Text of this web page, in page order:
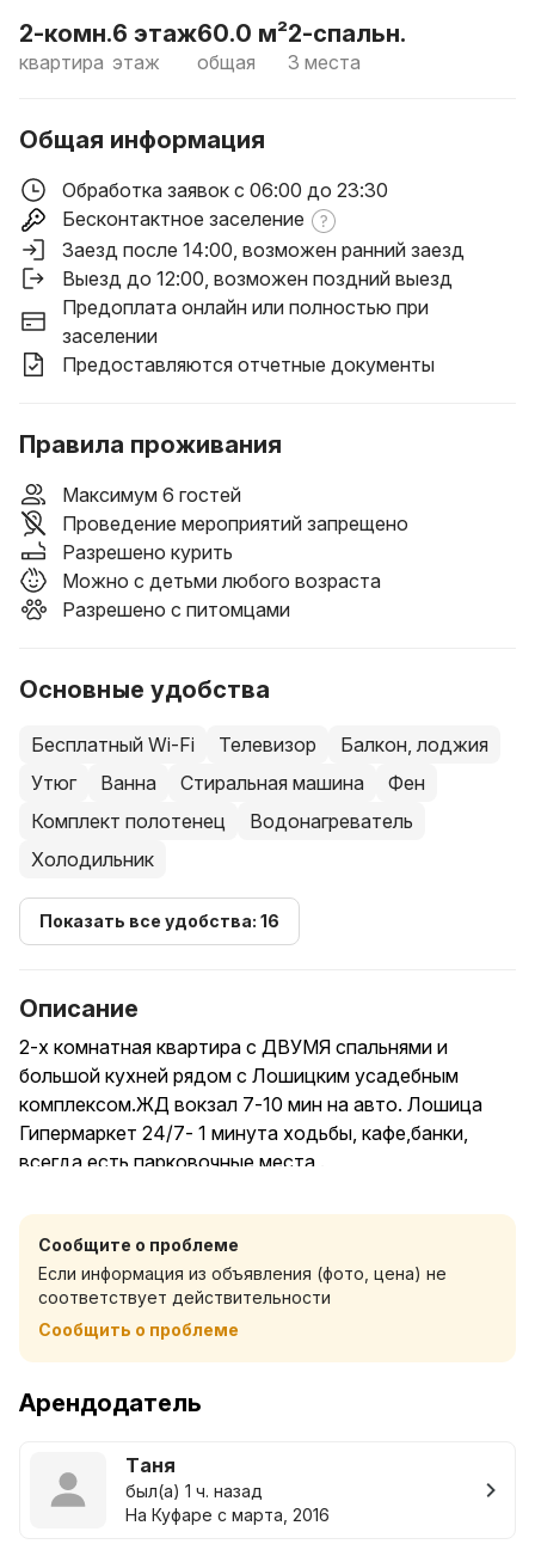
2-комн.
квартира
6 этаж
этаж
60.0 м²
общая
2-спальн.
3 места
Общая информация
Обработка заявок с 06:00 до 23:30
Бесконтактное заселение
Заезд после 14:00 , возможен ранний заезд
Выезд до 12:00 , возможен поздний выезд
Предоплата онлайн или полностью при
заселении
Предоставляются отчетные документы
Правила проживания
Максимум 6 гостей
Проведение мероприятий запрещено
Разрешено курить
Можно с детьми любого возраста
Разрешено с питомцами
Основные удобства
Бесплатный Wi-Fi Телевизор
Балкон, лоджия
Утюг
Ванна Стиральная машина
Фен
Комплект полотенец
Водонагреватель
Холодильник
Показать все удобства: 16
Описание
2-х комнатная квартира с ДВУМЯ спальнями и
большой кухней рядом с Лошицким усадебным
комплексом.ЖД вокзал 7-10 мин на авто. Лошица
Гипермаркет 24/7- 1 минута ходьбы, кафе,банки,
всегда есть парковочные места .
шампунь и гель-душ,фен, вся техника и посуда.
Смарт ТВ, WiFi, духовой шкаф,посудомойка и
стиральная машина, комфортные матрасы.
Отчётные документы предоставляются, расчет в
белорусских или российских рублях.
Заселение 24/7
Сообщите о проблеме
Если информация из объявления (фото, цена) не
соответствует действительности
Сообщить о проблеме
Арендодатель
Таня
был(а) 1 ч. назад
На Куфаре с марта, 2016